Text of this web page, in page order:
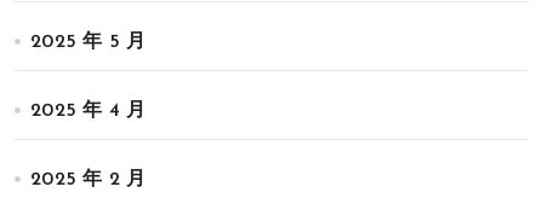
2025 年 5 月
2025 年 4 月
2025 年 2 月